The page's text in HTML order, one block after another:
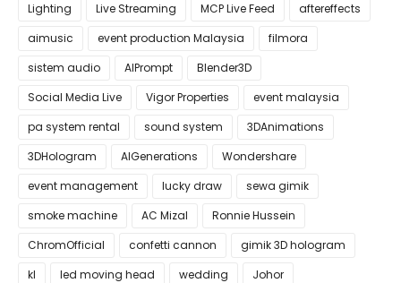
Lighting
Live Streaming MCP Live Feed
aftereffects
aimusic
event production Malaysia
filmora
sistem audio
AIPrompt
Blender3D
Social Media Live
Vigor Properties
event malaysia
pa system rental
sound system
3DAnimations
3DHologram
AIGenerations
Wondershare
event management
lucky draw
sewa gimik
smoke machine
AC Mizal
Ronnie Hussein
ChromOfficial
confetti cannon
gimik 3D hologram
kl
led moving head wedding
Johor